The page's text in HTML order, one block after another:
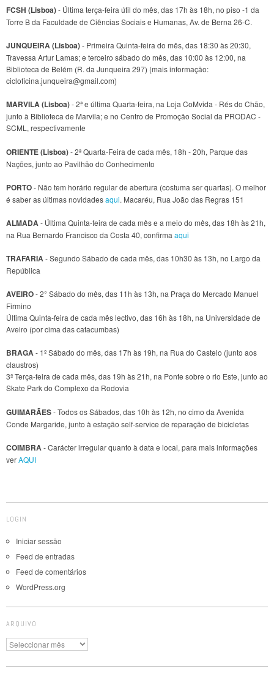
FCSH (Lisboa)- Última terça-feira útil do mês, das 17h às 18h, no piso -1 da
Torre B da Faculdade de Ciências Sociais e Humanas, Av. de Berna 26-C.
JUNQUEIRA (Lisboa)- Primeira Quinta-feira do mês, das 18:30 às 20:30,
Travessa Artur Lamas; e terceiro sábado do mês, das 10:00 às 12:00, na
Biblioteca de Belém (R. da Junqueira 297) (mais informação:
cicloficina.junqueira@gmail.com)
MARVILA (Lisboa)- 2ª e última Quarta-feira, na Loja CoMvida - Rés do Chão,
junto à Biblioteca de Marvila; e no Centro de Promoção Social da PRODAC -
SCML, respectivamente
ORIENTE (Lisboa)- 2ª Quarta-Feira de cada mês, 18h - 20h, Parque das
Nações, junto ao Pavilhão do Conhecimento
PORTO- Não tem horário regular de abertura (costuma ser quartas). O melhor
é saber as últimas novidadesaqui. Macaréu, Rua João das Regras 151
ALMADA- Última Quinta-feira de cada mês e a meio do mês, das 18h às 21h,
na Rua Bernardo Francisco da Costa 40, confirma aqui
TRAFARIA- Segundo Sábado de cada mês, das 10h30 às 13h, no Largo da
República
AVEIRO- 2° Sábado do mês, das 11h às 13h, na Praça do Mercado Manuel
Firmino
Última Quinta-feira de cada mês lectivo, das 16h às 18h, na Universidade de
Aveiro (por cima das catacumbas)
BRAGA- 1º Sábado do mês, das 17h às 19h, na Rua do Castelo (junto aos
claustros)
3ª Terça-feira de cada mês, das 19h às 21h, na Ponte sobre o rio Este, junto ao
Skate Park do Complexo da Rodovia
GUIMARÃES- Todos os Sábados, das 10h às 12h, no cimo da Avenida
Conde Margaride, junto à estação self-service de reparação de bicicletas
COIMBRA- Carácter irregular quanto à data e local, para mais informações
verAQUI
LOGIN
Iniciar sessão
Feed de entradas
Feed de comentários
WordPress.org
ARQUIVO
Arquivo